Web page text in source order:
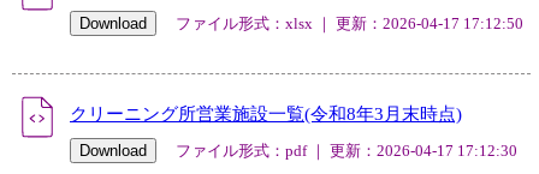
ファイル形式：xlsx ｜ 更新：2026-04-17 17:12:50
クリーニング所営業施設一覧(令和8年3月末時点)
ファイル形式：pdf ｜ 更新：2026-04-17 17:12:30